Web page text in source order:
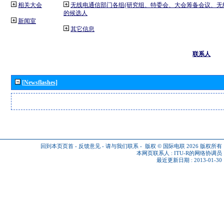
相关大会
新闻室
无线电通信部门各组(研究组、特委会、大会筹备会议、
的候选人
其它信息
联系人
[Newsflashes]
回到本页页首 - 反馈意见 - 请与我们联系 - 版权 © 国际电联 2026 版权所有
本网页联系人 : ITU-R的网络协调员
最近更新日期 : 2013-01-30